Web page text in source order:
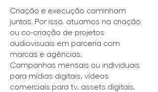
Criação e execução caminham
juntas. Por isso, atuamos na criação
ou co-criação de projetos
audiovisuais em parceria com
marcas e agências.
Campanhas mensais ou individuais
para mídias digitais, vídeos
comerciais para tv, assets digitais,